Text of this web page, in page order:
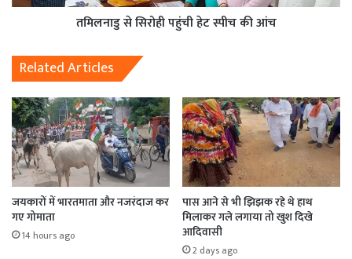
तमिलनाडु से सिरोही पहुंची हेट स्पीच की आंच
Related Articles
जयकारों में भारतमाता और नजरंदाज कर
गए गोमाता
14 hours ago
पास आने से भी झिझक रहे थे हाथ
मिलाकर गले लगाया तो खुश दिखे
आदिवासी
2 days ago